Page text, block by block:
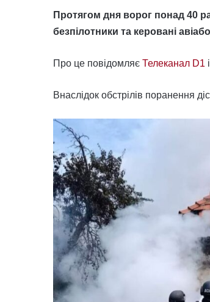
Протягом дня ворог понад 40
безпілотники та керовані
Про це повідомляє Телеканал D1
Внаслідок обстрілів поранення